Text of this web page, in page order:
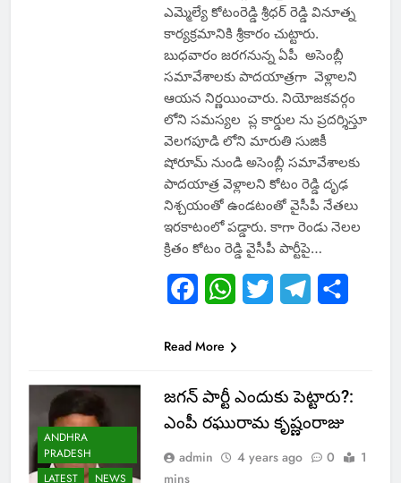
ఎమ్మెల్యే కోటంరెడ్డి శ్రీధర్ రెడ్డి వినూత్న
కార్యక్రమానికి శ్రీకారం చుట్టారు.
బుధవారం జరగనున్న ఏపీ అసెంబ్లీ
సమావేశాలకు పాదయాత్రగా వెళ్లాలని
ఆయన నిర్ణయించారు. నియోజకవర్గం
లో‌ని సమస్యల ప్ల కార్డుల ను ప్రదర్శిస్తూ
వెలగపూడి లోని మారుతి సుజికీ
షోరూమ్ నుండి అసెంబ్లీ సమావేశాలకు
పాదయాత్ర వెళ్లాలని కోటం రెడ్డి దృఢ
నిశ్చయంతో ఉండటంతో వైసీపీ నేతలు
ఇరకాటంలో పడ్డారు. కాగా రెండు నెలల
క్రితం కోటం రెడ్డి వైసీపీ పార్టీపై…
FacebookWhatsApp
Twitter Telegram
Read More
ANDHRA
PRADESH
LATEST
NEWS
జగన్ పార్టీ ఎందుకు పెట్టారు?:
ఎంపీ రఘురామ కృష్ణంరాజు
admin 4 years ago 0
1
mins